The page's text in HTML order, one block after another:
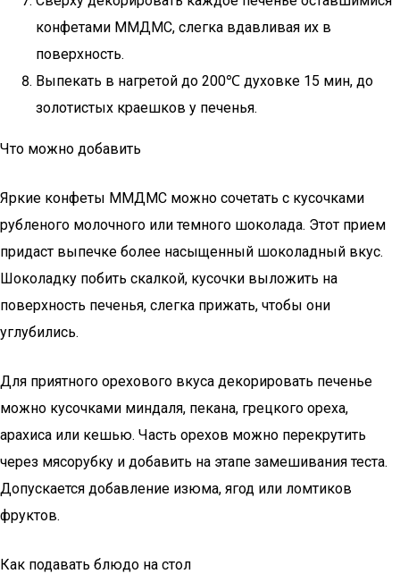
конфетами ММДМС, слегка вдавливая их в
поверхность.
Выпекать в нагретой до 200℃ духовке 15 мин, до
золотистых краешков у печенья.
Что можно добавить
Яркие конфеты ММДМС можно сочетать с кусочками
рубленого молочного или темного шоколада. Этот прием
придаст выпечке более насыщенный шоколадный вкус.
Шоколадку побить скалкой, кусочки выложить на
поверхность печенья, слегка прижать, чтобы они
углубились.
Для приятного орехового вкуса декорировать печенье
можно кусочками миндаля, пекана, грецкого ореха,
арахиса или кешью. Часть орехов можно перекрутить
через мясорубку и добавить на этапе замешивания теста.
Допускается добавление изюма, ягод или ломтиков
фруктов.
Как подавать блюдо на стол